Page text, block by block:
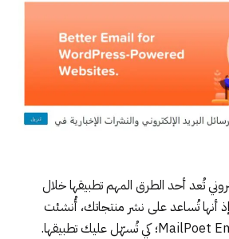
تُعد أحد الطرق المهم تطبيقها خلال
أنها تُساعد على نشر منتجاتك، أُنشئت
؛ كي تُسهّل عليك تطبيقها.